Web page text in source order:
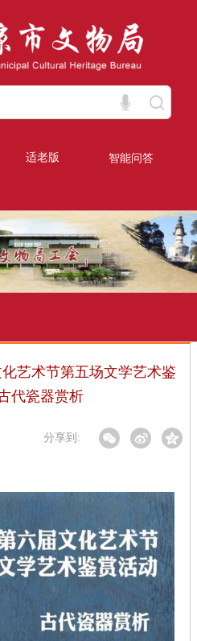
适老版 智能问答
艺术节第五场文学艺术鉴
代瓷器赏析
分享到: